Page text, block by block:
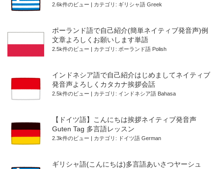
2.6k件のビュー カテゴリ: ギリシャ語 Greek
ポーランド語で自己紹介(簡単ネイティブ発音声)例
文章よろしくお願いします単語
2.5k件のビュー カテゴリ: ポーランド語 Polish
インドネシア語で自己紹介はじめましてネイティブ
発音声よろしくカタカナ挨拶会話
2.5k件のビュー カテゴリ: インドネシア語 Bahasa
【ドイツ語】こんにちは挨拶ネイティブ発音声
Guten Tag 多言語レッスン
2.3k件のビュー カテゴリ: ドイツ語 German
ギリシャ語(こんにちは)多言語あいさつヤーシュ